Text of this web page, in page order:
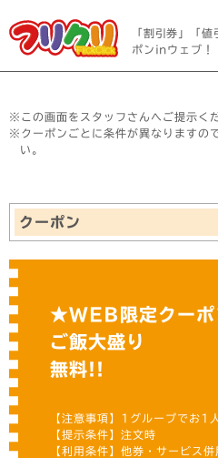
「割引券」「
ポンinウェブ！
※この画面をスタッフさんへご提示く
※クーポンごとに条件が異なりますの
い。
クーポン
★WEB限定クー
ご飯大盛り
無料!!
【注意事項】1グループでお1
【提示条件】注文時
【利用条件】他券・サービス